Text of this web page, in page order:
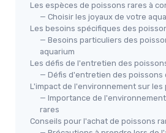
4L
AIMÉ
Aime Aquarium
Couleurs
Les espèces de poissons rares à
— Choisir les joyaux de votre
Les besoins spécifiques des
— Besoins particuliers des
aquarium
Les défis de l'entretien des
— Défis d'entretien des poissons
L'impact de l'environnement sur les
— Importance de
rares
Conseils pour l'achat de poissons